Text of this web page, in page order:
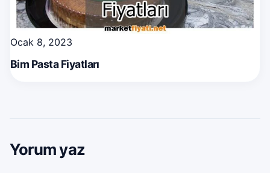
Ocak 8, 2023
Bim Pasta Fiyatları
Yorum yaz